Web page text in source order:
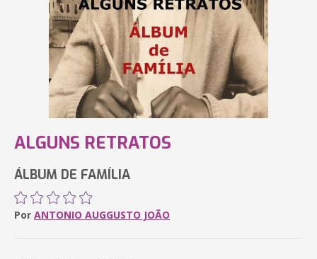
ALGUNS RETRATOS
ÁLBUM DE FAMÍLIA
Por ANTONIO AUGGUSTO JOÃO